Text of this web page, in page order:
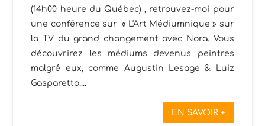
(14h00 heure du Québec) , retrouvez-moi pour
une conférence sur « L'Art Médiumnique » sur
la TV du grand changement avec Nora. Vous
découvrirez les médiums devenus peintres
malgré eux, comme Augustin Lesage & Luiz
Gasparetto....
EN SAVOIR +